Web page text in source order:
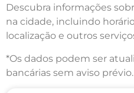
Descubra informações
na cidade, incluindo
localização e outros
*Os dados podem ser
bancárias sem aviso prévio.